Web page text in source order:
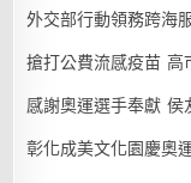
外交部行動領務跨海
搶打公費流感疫苗 高
感謝奧運選手奉獻 侯
彰化成美文化園慶奧